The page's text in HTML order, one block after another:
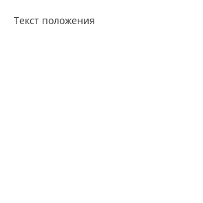
Текст положения